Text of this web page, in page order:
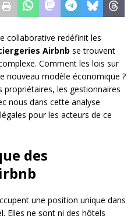
collaborative redéfinit les
Airbnb se trouvent
Comment les lois sur
nouveau modèle économique ?
propriétaires, les gestionnaires
nous dans cette analyse
pour les acteurs de ce
des
une position unique dans
Elles ne sont ni des hôtels